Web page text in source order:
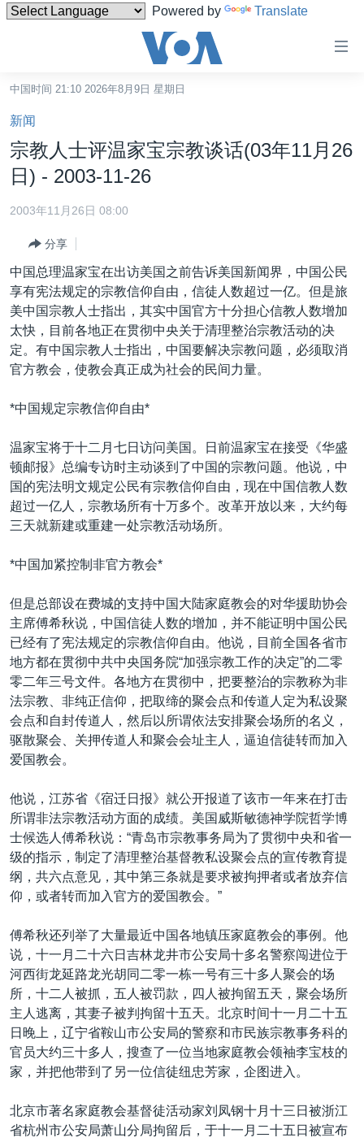
Powered by Translate
碍
链
接
跳
内
转
到
导
航
跳
中国
国际
最新国际新闻
印太
中东
欧洲
全球议题
分类新闻
经济·金融·贸易
人权·法律·宗教
科教·文娱·体健
环境
美中关系
热点专题
白宫要闻
国会报道
美国建国250周年
埃博拉疫情
美国之音专访
台海两岸关系
南中国海争端
关注西藏
关注新疆
GEN Z 看美国
VOA视频
VOA今日焦点
关注我们
中国时间 21:10 2026年8月9日 星期日
新闻
宗教人士评温家宝宗教谈话(03年11月26
日) - 2003-11-26
2003年11月26日 08:00
分享
中国总理温家宝在出访美国之前告诉美国新闻界，中国公民
享有宪法规定的宗教信仰自由，信徒人数超过一亿。但是旅
美中国宗教人士指出，其实中国官方十分担心信教人数增加
太快，目前各地正在贯彻中央关于清理整治宗教活动的决
定。有中国宗教人士指出，中国要解决宗教问题，必须取消
官方教会，使教会真正成为社会的民间力量。
*中国规定宗教信仰自由*
温家宝将于十二月七日访问美国。日前温家宝在接受《华盛
顿邮报》总编专访时主动谈到了中国的宗教问题。他说，中
国的宪法明文规定公民有宗教信仰自由，现在中国信教人数
超过一亿人，宗教场所有十万多个。改革开放以来，大约每
三天就新建或重建一处宗教活动场所。
*中国加紧控制非官方教会*
但是总部设在费城的支持中国大陆家庭教会的对华援助协会
主席傅希秋说，中国信徒人数的增加，并不能证明中国公民
已经有了宪法规定的宗教信仰自由。他说，目前全国各省市
地方都在贯彻中共中央国务院“加强宗教工作的决定”的二零
零二年三号文件。各地方在贯彻中，把要整治的宗教称为非
法宗教、非纯正信仰，把取缔的聚会点和传道人定为私设聚
会点和自封传道人，然后以所谓依法安排聚会场所的名义，
驱散聚会、关押传道人和聚会会址主人，逼迫信徒转而加入
爱国教会。
他说，江苏省《宿迁日报》就公开报道了该市一年来在打击
所谓非法宗教活动方面的成绩。美国威斯敏德神学院哲学博
士候选人傅希秋说：“青岛市宗教事务局为了贯彻中央和省一
级的指示，制定了清理整治基督教私设聚会点的宣传教育提
纲，共六点意见，其中第三条就是要求被拘押者或者放弃信
仰，或者转而加入官方的爱国教会。”
傅希秋还列举了大量最近中国各地镇压家庭教会的事例。他
说，十一月二十六日吉林龙井市公安局十多名警察闯进位于
河西街龙延路龙光胡同二零一栋一号有三十多人聚会的场
所，十二人被抓，五人被罚款，四人被拘留五天，聚会场所
主人逃离，其妻子被判拘留十五天。北京时间十一月二十五
日晚上，辽宁省鞍山市公安局的警察和市民族宗教事务科的
官员大约三十多人，搜查了一位当地家庭教会领袖李宝枝的
家，并把他带到了另一位信徒纽忠芳家，企图进入。
北京市著名家庭教会基督徒活动家刘凤钢十月十三日被浙江
省杭州市公安局萧山分局拘留后，于十一月二十五日被宣布